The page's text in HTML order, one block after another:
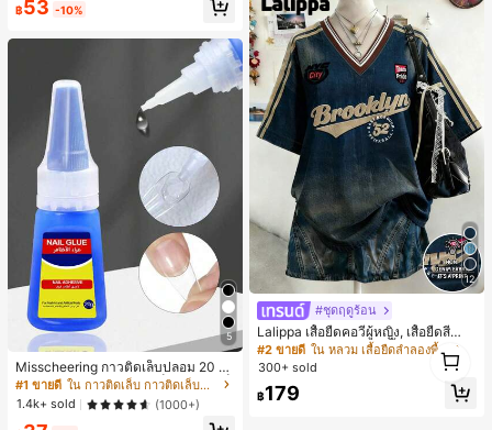
กาหลีและน่าสนใจ, เข้ากันได้กับ 11/12/
13/14/15/16 Pro Max Plus, ดีไซน์หรู
ขวัญในอุดมคติสำหรับคริสต์มาส, วันว
าเลนไทน์, อีสเตอร์, ฤดูแต่งงานและวันเ
กิดสำหรับแฟนสาว
฿53 -10%
5
Misscheering กาวติดเล็บปลอม 20 กรั
ม แรงยึดสูง เจลสติกเกอร์เล็บนุ่ม แห้งเร็
ว เหมาะสำหรับผู้เริ่มต้นทำเล็บ ติดทนน
าน
#1 ขายดี
ใน กาวติดเล็บ กาวติดเล็บและสารยึดติด
1.4k+ sold
(1000+)
12
#ชุดฤดูร้อน
Lalippa เสื้อยืดคอวีผู้หญิง, เสื้อยืดสีน้ำเ
งินสไตล์มินิมอลเรโทร, เสื้อยืดผู้หญิงทร
งหลวมสบาย, พิมพ์ตัวอักษรและตัวเลข
ดูร้อน, ลวดลายดีไซน์, ความรู้สึกพรีเมีย
#2 ขายดี
ใน หลวม เสื้อยืดลำลองพื้นฐาน
300+ sold
฿179